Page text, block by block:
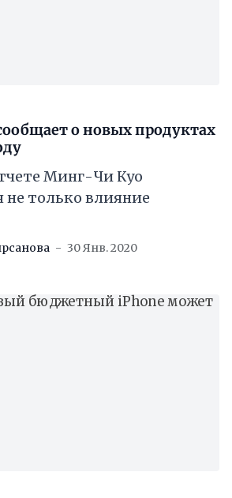
о новых продуктах
Минг-Чи Куо
не только влияние
apple-mozhet-
но и упоминается о
продуктах
30 Янв. 2020